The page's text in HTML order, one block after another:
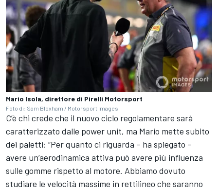
Mario Isola, direttore di Pirelli Motorsport
Foto di: Sam Bloxham / Motorsport Images
C’è chi crede che il nuovo ciclo regolamentare sarà
caratterizzato dalle power unit, ma Mario mette subito
dei paletti: “Per quanto ci riguarda – ha spiegato –
avere un’aerodinamica attiva può avere più influenza
sulle gomme rispetto al motore. Abbiamo dovuto
studiare le velocità massime in rettilineo che saranno